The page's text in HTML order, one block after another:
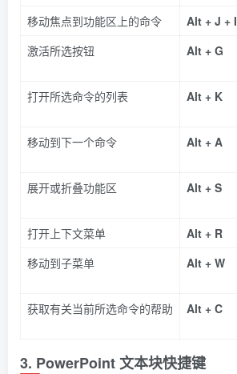
移动焦点到功能区上的命令
Alt + J + I
激活所选按钮
Alt + G
打开所选命令的列表 Alt + K
移动到下一个命令 Alt + A
展开或折叠功能区 Alt + S
打开上下文菜单 Alt + R
移动到子菜单
Alt + W
获取有关当前所选命令的帮助 Alt + C
3. PowerPoint 文本块快捷键